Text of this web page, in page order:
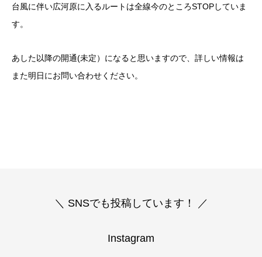
台風に伴い広河原に入るルートは全線今のところSTOPしていま
す。
あした以降の開通(未定）になると思いますので、詳しい情報は
また明日にお問い合わせください。
＼ SNSでも投稿しています！ ／
Instagram